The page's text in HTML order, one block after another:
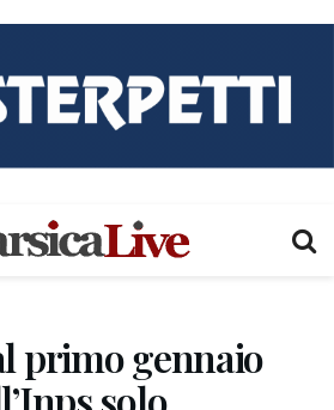
primo gennaio
solo